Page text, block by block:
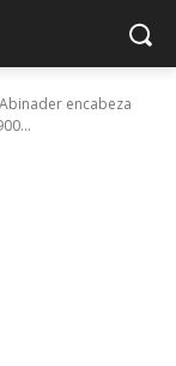
encabeza